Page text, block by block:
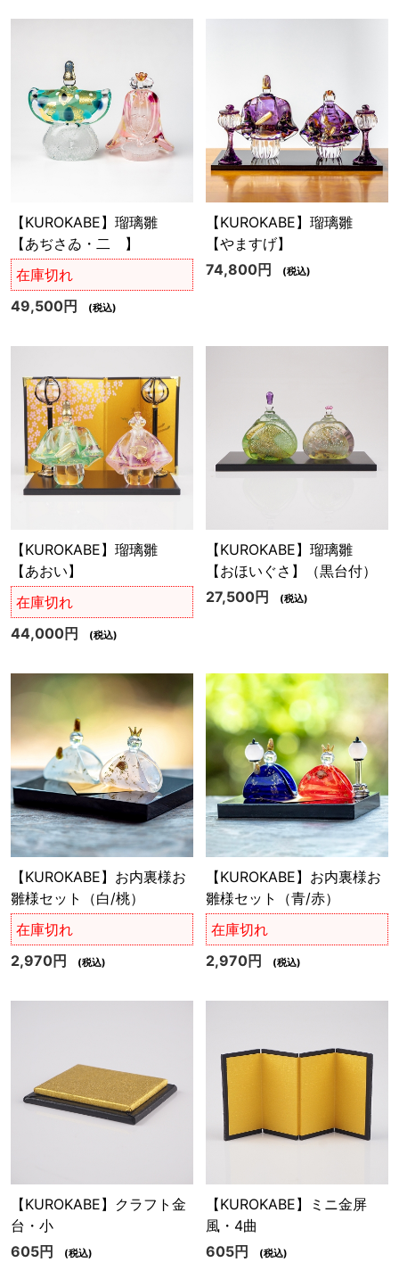
【KUROKABE】瑠璃雛
【あぢさゐ・二 】
在庫切れ
49,500円
(税込)
【KUROKABE】瑠璃雛
【やますげ】
74,800円
(税込)
【KUROKABE】瑠璃雛
【あおい】
在庫切れ
44,000円
(税込)
【KUROKABE】瑠璃雛
【おほいぐさ】（黒台付）
27,500円
(税込)
【KUROKABE】お内裏様お
雛様セット（白/桃）
在庫切れ
2,970円
(税込)
【KUROKABE】お内裏様お
雛様セット（青/赤）
在庫切れ
2,970円
(税込)
【KUROKABE】クラフト金
台・小
605円
(税込)
【KUROKABE】ミニ金屏
風・4曲
605円
(税込)